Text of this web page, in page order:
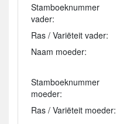
Stamboeknummer
vader:
Ras / Variëteit vader:
Naam moeder:
Stamboeknummer
moeder:
Ras / Variëteit moeder: